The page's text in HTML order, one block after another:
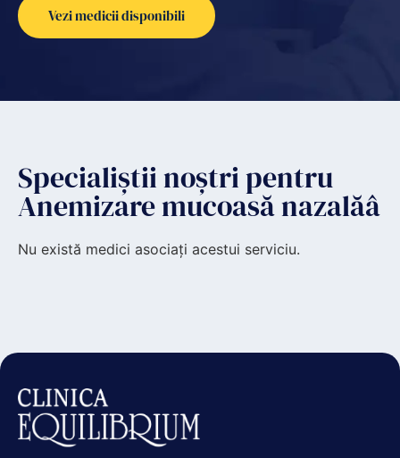
Vezi medicii disponibili
Specialiștii noștri pentru
Anemizare mucoasă nazalăâ
Nu există medici asociați acestui serviciu.